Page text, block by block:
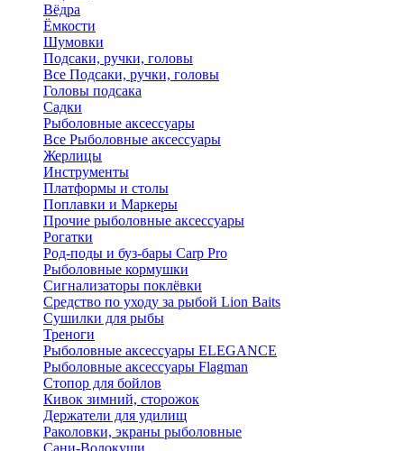
Вёдра
Ёмкости
Шумовки
Подсаки, ручки, головы
Все Подсаки, ручки, головы
Головы подсака
Садки
Рыболовные аксессуары
Все Рыболовные аксессуары
Жерлицы
Инструменты
Платформы и столы
Поплавки и Маркеры
Прочие рыболовные аксессуары
Рогатки
Род-поды и буз-бары Carp Pro
Рыболовные кормушки
Сигнализаторы поклёвки
Средство по уходу за рыбой Lion Baits
Сушилки для рыбы
Треноги
Рыболовные аксессуары ELEGANCE
Рыболовные аксессуары Flagman
Стопор для бойлов
Кивок зимний, сторожок
Держатели для удилищ
Раколовки, экраны рыболовные
Сани-Волокуши